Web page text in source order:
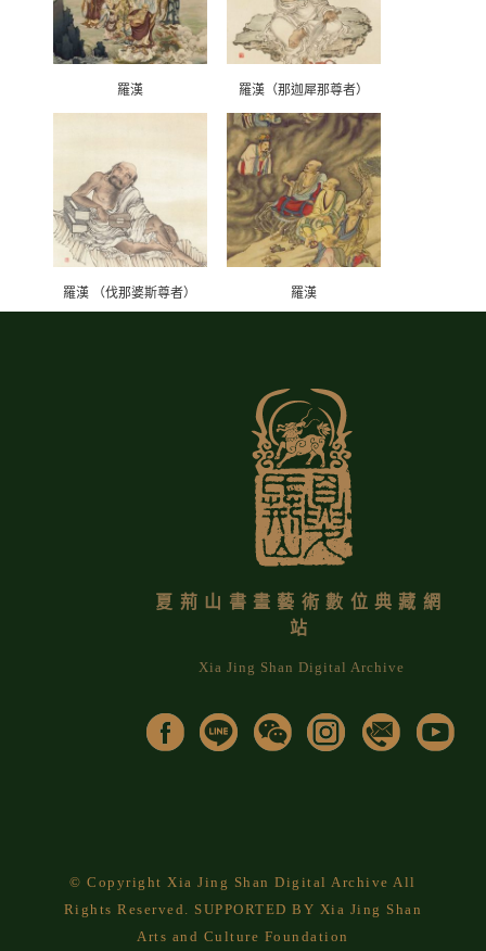
羅漢 羅漢（那迦犀那尊者）
羅漢 （伐那婆斯尊者） 羅漢
夏荊山書畫藝術數位典藏網
站
Xia Jing Shan Digital Archive
© Copyright Xia Jing Shan Digital Archive All
Rights Reserved. SUPPORTED BY Xia Jing Shan
Arts and Culture Foundation